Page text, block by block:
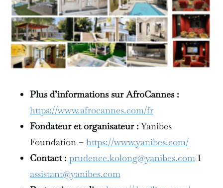
Plus d’informations sur AfroCannes :
https://www.afrocannes.com/fr
Fondateur et organisateur :Yanibes
Foundation – https://www.yanibes.com/
Contact : prudence.kolong@yanibes.com I
assistant@yanibes.com